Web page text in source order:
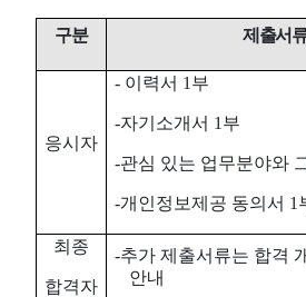
구분 제출서
응시자
- 이력서 1 부
-자기소개서 1 부
-관심 있는 업무분야와
-개인정보제공 동의서 1
최종
합격자
-추가 제출서류는 합격
안내